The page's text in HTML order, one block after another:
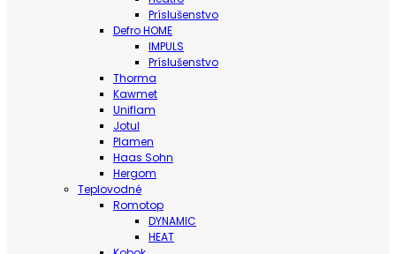
Príslušenstvo
Defro HOME
IMPULS
Príslušenstvo
Thorma
Kawmet
Uniflam
Jotul
Plamen
Haas Sohn
Hergom
Teplovodné
Romotop
DYNAMIC
HEAT